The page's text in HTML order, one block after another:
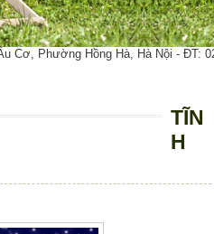
Cơ, Phường Hồng Hà, Hà Nội - ĐT:
TĨN
H